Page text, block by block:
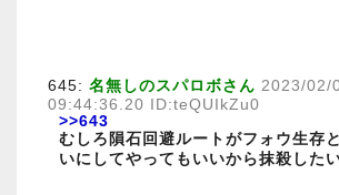
645: 名無しのスパロボさん 2023/02/
09:44:36.20 ID:teQUIkZu0
>>643
むしろ隕石回避ルートがフォウ生存
いにしてやってもいいから抹殺した